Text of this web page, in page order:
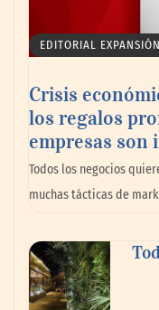
La
planear viajes
EDITORIAL
Crisis
los regalos
empresas son
Todos los negocios
muchas tácticas de